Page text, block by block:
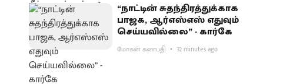
“நாட்டின் சுதந்திரத்துக்காக
பாஜக, ஆர்எஸ்எஸ் எதுவும்
செய்யவில்லை” - கார்கே
மோகன் கணபதி 32 minutes ago